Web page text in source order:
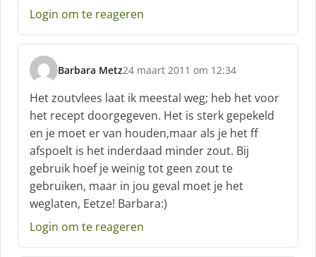
Login om te reageren
Barbara Metz
s
c
h
r
e
e
f
24 maart 2011 om 12:34
Het zoutvlees laat ik meestal weg; heb het voor
het recept doorgegeven. Het is sterk gepekeld
en je moet er van houden,maar als je het ff
afspoelt is het inderdaad minder zout. Bij
gebruik hoef je weinig tot geen zout te
gebruiken, maar in jou geval moet je het
weglaten, Eetze! Barbara:)
Login om te reageren